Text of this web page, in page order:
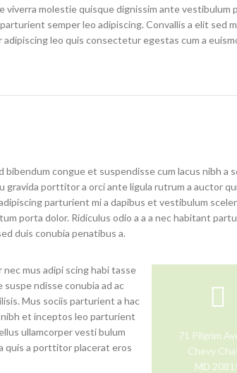
viverra molestie quisque dignissim ante vestibulum
semper leo adipiscing. Convallis a elit sed
leo quis consectetur egestas cum a
congue et suspendisse cum lacus nibh a
gravida porttitor a orci ante ligula rutrum a auctor
parturient mi a dapibus et vestibulum
porta dolor. Ridiculus odio a a a nec habitant
duis conubia penatibus a.
mus adipi scing habi tasse
ndisse conubia ad ac
Mus sociis parturient a hac
nibh et inceptos leo parturient
ullamcorper vesti bulum
quis a porttitor placerat eros
71 Pilgrim
Chevy
MD